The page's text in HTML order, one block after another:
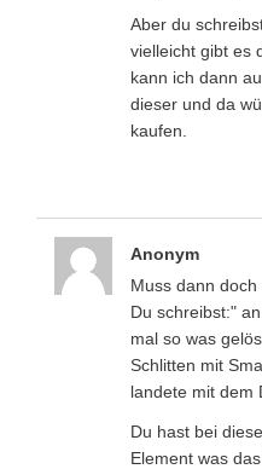
Aber du
vielleicht gibt es
kann ich dann
dieser und da
kaufen.
Anonym
Muss dann doch
Du schreibst:"
mal so was
Schlitten mit
landete mit dem
Du hast bei
Element was